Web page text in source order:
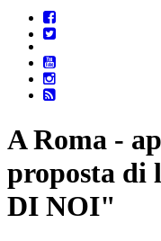
A Roma -
proposta di
DI NOI"